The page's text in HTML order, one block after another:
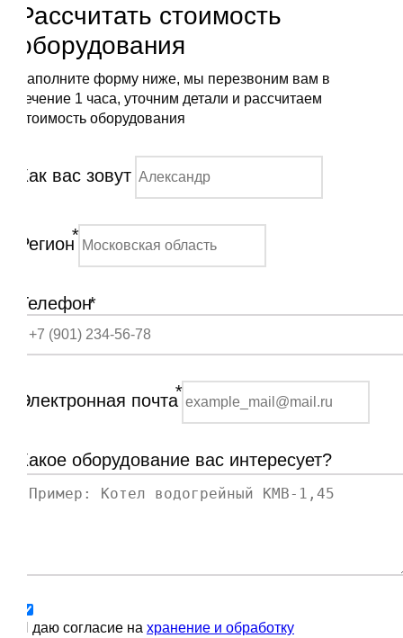
Рассчитать стоимость
оборудования
Заполните форму ниже, мы перезвоним вам в
течение 1 часа, уточним детали и рассчитаем
стоимость оборудования
Как вас зовут
Регион*
Телефон*
Электронная почта*
Какое оборудование вас интересует?
Я даю согласие на хранение и обработку